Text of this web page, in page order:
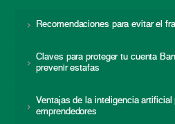
Recomendaciones para evitar el
Claves para proteger tu cuenta
prevenir estafas
Ventajas de la inteligencia artificial
emprendedores